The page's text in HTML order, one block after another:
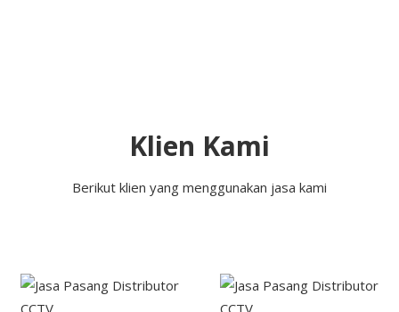
Klien Kami
Berikut klien yang menggunakan jasa kami